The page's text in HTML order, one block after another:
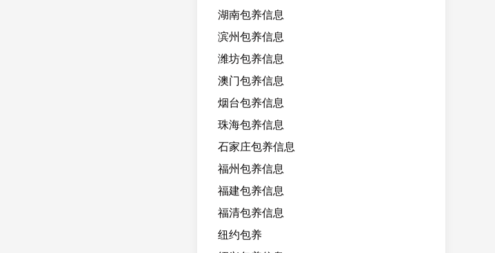
湖南包养信息
滨州包养信息
潍坊包养信息
澳门包养信息
烟台包养信息
珠海包养信息
石家庄包养信息
福州包养信息
福建包养信息
福清包养信息
纽约包养